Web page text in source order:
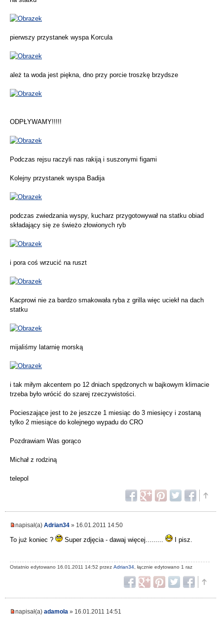
pierwszy przystanek wyspa Korcula
ależ ta woda jest piękna, dno przy porcie troszkę brzydsze
ODPŁYWAMY!!!!!
Podczas rejsu raczyli nas rakiją i suszonymi figami
Kolejny przystanek wyspa Badija
podczas zwiedzania wyspy, kucharz przygotowywał na statku obiad
składający się ze świeżo złowionych ryb
i pora coś wrzucić na ruszt
Kacprowi nie za bardzo smakowała ryba z grilla więc uciekł na dach
statku
mijaliśmy latarnię morską
i tak miłym akcentem po 12 dniach spędzonych w bajkowym klimacie
trzeba było wrócić do szarej rzeczywistości.
Pocieszające jest to że jeszcze 1 miesiąc do 3 miesięcy i zostaną
tylko 2 miesiące do kolejnego wypadu do CRO
Pozdrawiam Was gorąco
Michał z rodziną
telepol
napisał(a) Adrian34 » 16.01.2011 14:50
To już koniec ? Super zdjęcia - dawaj więcej......... I pisz.
Ostatnio edytowano 16.01.2011 14:52 przez Adrian34 , łącznie edytowano 1 raz
napisał(a) adamola » 16.01.2011 14:51